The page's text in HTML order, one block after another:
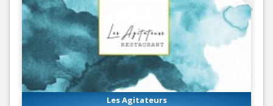
Les Agitateurs